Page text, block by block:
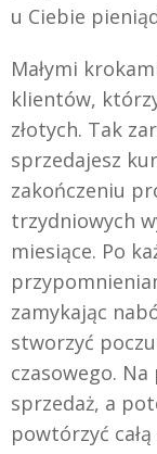
u Ciebie
Małymi
klientów,
złotych. Tak
sprzedajesz
zakończeniu
trzydniowych
miesiące. Po
zamykając
stworzyć
czasowego.
sprzedaż, a
powtórzyć